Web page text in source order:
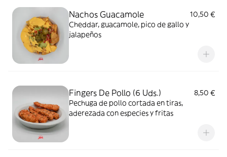
Nachos Guacamole
10,50 €
Cheddar, guacamole, pico de gallo y
jalapeños
Fingers De Pollo (6 Uds.)
8,50 €
Pechuga de pollo cortada en tiras,
aderezada con especies y fritas